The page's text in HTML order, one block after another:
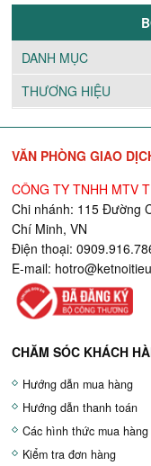
DANH MỤC
THƯƠNG HIỆU
VĂN PHÒNG GIAO
CÔNG TY TNHH MTV
Chi nhánh: 115 Đường
Chí Minh, VN
Điện thoại:
E-mail:
CHĂM SÓC KHÁCH
Hướng dẫn mua hàng
Hướng dẫn thanh toán
Các hình thức mua hàng
Kiểm tra đơn hàng